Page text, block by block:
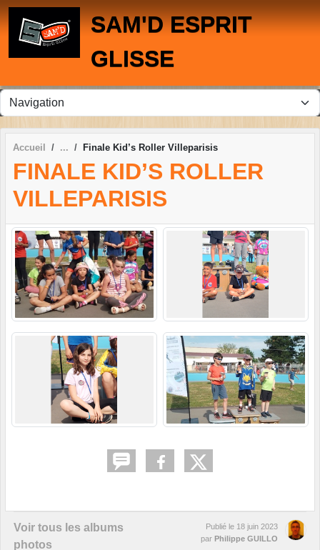
SAM'D ESPRIT
GLISSE
Accueil Finale Kid’s Roller Villeparisis
FINALE KID’S ROLLER
VILLEPARISIS
Voir tous les albums
photos
Publié le 18 juin 2023
par Philippe GUILLO
Panneau de gestion des cookies